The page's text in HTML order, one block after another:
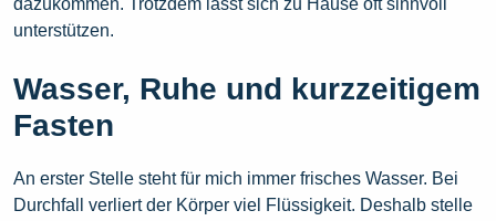
dazukommen. Trotzdem lässt sich zu Hause oft sinnvoll
unterstützen.
Wasser, Ruhe und kurzzeitigem
Fasten
An erster Stelle steht für mich immer frisches Wasser. Bei
Durchfall verliert der Körper viel Flüssigkeit. Deshalb stelle